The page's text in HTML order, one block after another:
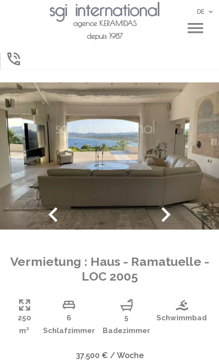
agence KERAMIDAS
depuis 1987
DE
Vermietung : Haus - Ramatuelle -
LOC 2005
250
m²
6
Schlafzimmer
5
Badezimmer
Schwimmbad
37.500 € / Woche